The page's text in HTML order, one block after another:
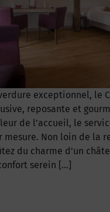
exceptionnel, le
reposante et
de l’accueil, le
mesure. Non loin de la
du charme d’un
serein […]